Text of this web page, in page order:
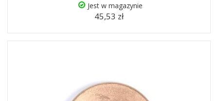
Jest w magazynie
45,53 zł